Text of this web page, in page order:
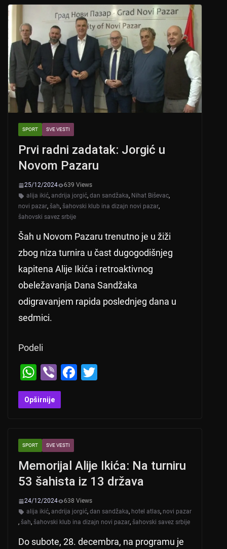
p
b
o
o
k
SPORT SVE VESTI
Prvi radni zadatak: Jorgić u
Novom Pazaru
25/12/2024
639 Views
alija ikić, andrija jorgić, dan sandžaka, Nihat Biševac,
novi pazar, šah, šahovski klub ina dizajn novi pazar,
šahovski savez srbije
Šah u Novom Pazaru trenutno je u žiži
zbog niza turnira u čast dugogodišnjeg
kapitena Alije Ikića i retroaktivnog
obeležavanja Dana Sandžaka
odigravanjem rapida poslednjeg dana u
sedmici.
Podeli
W
h
at
A
p
p
Vi
b
er
F
o
k
Opširnije
SPORT SVE VESTI
Memorijal Alije Ikića: Na turniru
53 šahista iz 13 država
24/12/2024
638 Views
alija ikić, andrija jorgić, dan sandžaka, hotel atlas, novi pazar
, šah, šahovski klub ina dizajn novi pazar, šahovski savez srbije
Do subote, 28. decembra, na programu je